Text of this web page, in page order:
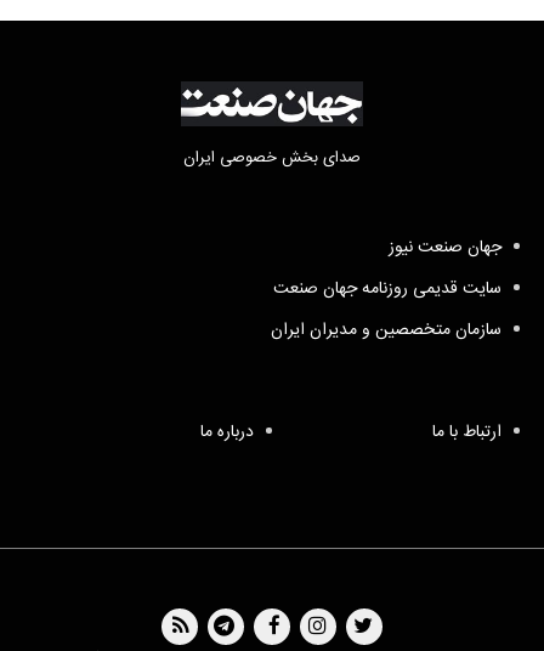
صدای بخش خصوصی ایران
جهان صنعت نیوز
سایت قدیمی روزنامه جهان صنعت
سازمان متخصصین و مدیران ایران
ارتباط با ما درباره ما